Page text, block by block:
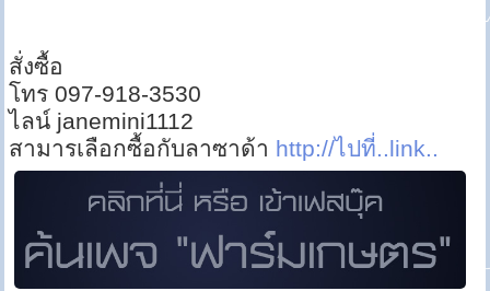
สั่งซื้อ
โทร 097-918-3530
ไลน์ janemini1112
สามารเลือกซื้อกับลาซาด้า http://ไปที่..link..